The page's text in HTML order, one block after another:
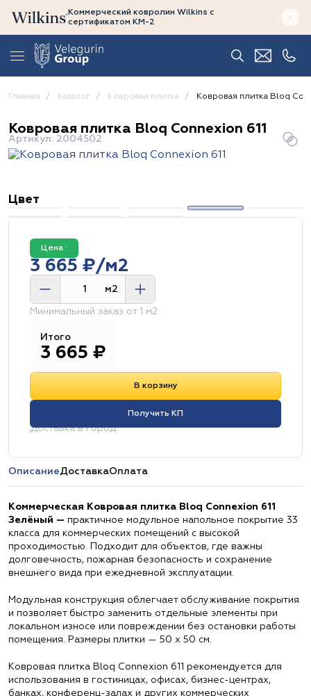
Коммерческий ковролин Wilkins с
сертификатом КМ-2
Главная Каталог Ковровая плитка Ковровая плитка Bloq
Ковровая плитка Bloq Connexion 611
Артикул: 2004502
Цвет
Цена :
3 665 ₽/м2
м2
Минимальный заказ от 1 м2
Итого
3 665 ₽
В корзину
Получить КП
Доставка в город:
ОписаниеДоставкаОплата
Коммерческая Ковровая плитка Bloq Connexion 611
Зелёный — практичное модульное напольное покрытие 33
класса для коммерческих помещений с высокой
проходимостью. Подходит для объектов, где важны
долговечность, пожарная безопасность и сохранение
внешнего вида при ежедневной эксплуатации.
Модульная конструкция облегчает обслуживание покрытия
и позволяет быстро заменить отдельные элементы при
локальном износе или повреждении без остановки работы
помещения. Размеры плитки — 50 х 50 см.
Ковровая плитка Bloq Connexion 611 рекомендуется для
использования в гостиницах, офисах, бизнес-центрах,
банках, конференц-залах и других коммерческих